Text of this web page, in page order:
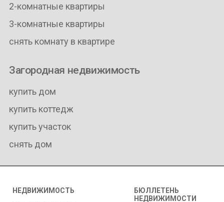
2-комнатные квартиры
3-комнатные квартиры
снять комнату в квартире
Загородная недвижимость
купить дом
купить коттедж
купить участок
снять дом
НЕДВИЖИМОСТЬ
БЮЛЛЕТЕНЬ
НЕДВИЖИМОСТИ